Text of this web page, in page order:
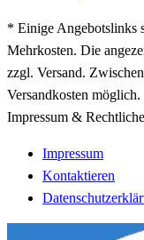
* Einige Angebotslinks
Mehrkosten. Die
zzgl. Versand.
Versandkosten möglich.
Impressum &
Impressum
Kontaktieren